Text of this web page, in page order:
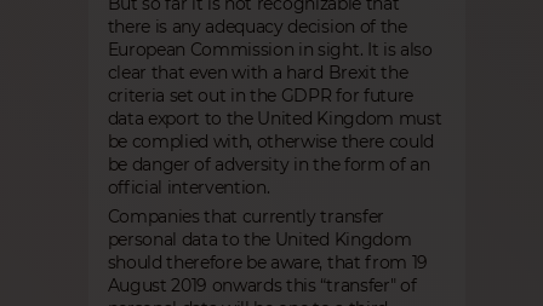
there is any adequacy decision of the
European Commission in sight. It is also
clear that even with a hard Brexit the
criteria set out in the GDPR for future
data export to the United Kingdom must
be complied with, otherwise there could
be danger of adversity in the form of an
official intervention.
Companies that currently transfer
personal data to the United Kingdom
should therefore be aware, that from 19
August 2019 onwards this “transfer" of